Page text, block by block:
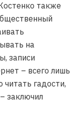
также
на
записи
– всего лишь
гадости,
заключил